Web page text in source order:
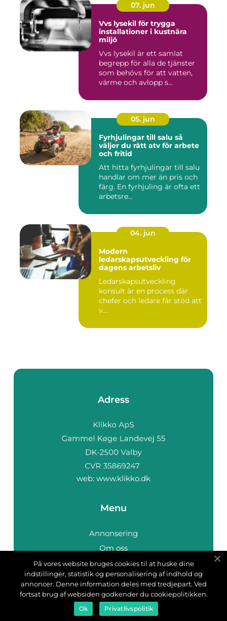
07. jun
Vvs lysekil för trygga
installationer i kustnära
miljö
Vvs lysekil är ett samlat
begrepp för alla de tjänster
som behövs för att vatten,
värme och avlopp s...
05. jun
Fyrhjulingar till salu så
väljer du rätt atv för arbete
och fritid
Att hitta fyrhjulingar till salu
handlar om mer än pris och
färg. En fyrhjuling är ofta ett
arbetsre...
04. jun
Modern
ledarskapsutveckling för
dagens arbetsliv
Ledarskapsutveckling
konsult är en process där
chefer och ledare får stöd att
v...
Adress
web: www.klikko.dk
Menu
Annonsering
Om oss
Cookies
Kontakta oss
Sitemap
På vores website bruges cookies til at huske dine
indstillinger, statistik og personalisering af indhold og
annoncer. Denne information deles med tredjepart. Ved
fortsat brug af websiden godkender du cookiepolitikken.
Ok Privatlivspolitik